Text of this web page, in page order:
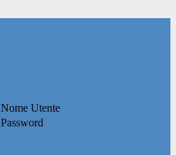
Nome Utente
Password